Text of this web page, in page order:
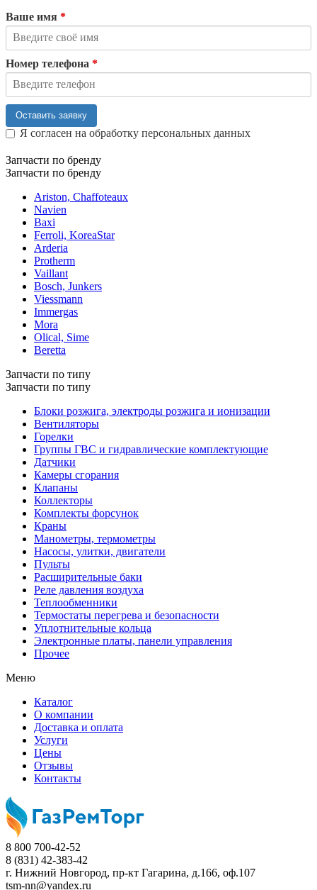
Ваше имя *
Номер телефона *
Оставить заявку
Я согласен на обработку персональных данных
Запчасти по бренду
Запчасти по бренду
Ariston, Chaffoteaux
Navien
Baxi
Ferroli, KoreaStar
Arderia
Protherm
Vaillant
Bosch, Junkers
Viessmann
Immergas
Mora
Olical, Sime
Beretta
Запчасти по типу
Запчасти по типу
Блоки розжига, электроды розжига и ионизации
Вентиляторы
Горелки
Группы ГВС и гидравлические комплектующие
Датчики
Камеры сгорания
Клапаны
Коллекторы
Комплекты форсунок
Краны
Манометры, термометры
Насосы, улитки, двигатели
Пульты
Расширительные баки
Реле давления воздуха
Теплообменники
Термостаты перегрева и безопасности
Уплотнительные кольца
Электронные платы, панели управления
Прочее
Меню
Каталог
О компании
Доставка и оплата
Услуги
Цены
Отзывы
Контакты
8 800 700-42-52
8 (831) 42-383-42
г. Нижний Новгород, пр-кт Гагарина, д.166, оф.107
tsm-nn@yandex.ru